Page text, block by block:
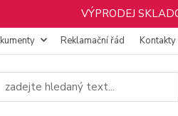
VÝPRODEJ
Reklamační řád Kontakty